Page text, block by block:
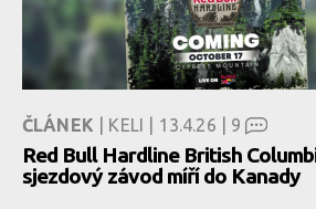
ČLÁNEK | KELI | 13.4.26 | 9
Red Bull Hardline British
sjezdový závod míří do Kanady